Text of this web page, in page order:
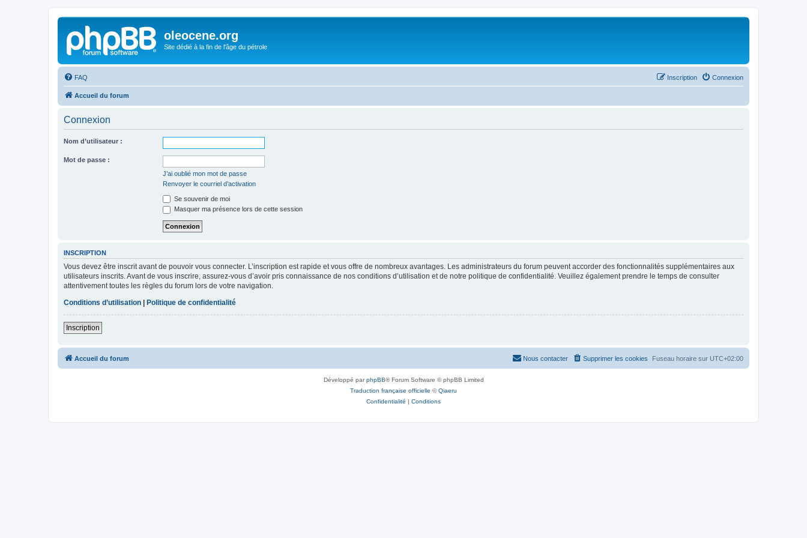
oleocene.org
Site dédié à la fin de l'âge du pétrole
FAQ Connexion
Inscription
Accueil du forum
Connexion
Nom d’utilisateur :
Mot de passe :
J’ai oublié mon mot de passe
Renvoyer le courriel d’activation
Se souvenir de moi
Masquer ma présence lors de cette session
INSCRIPTION
Vous devez être inscrit avant de pouvoir vous connecter. L’inscription est rapide et vous offre de nombreux avantages. Les administrateurs du forum peuvent accorder des fonctionnalités supplémentaires aux
utilisateurs inscrits. Avant de vous inscrire, assurez-vous d’avoir pris connaissance de nos conditions d’utilisation et de notre politique de confidentialité. Veuillez également prendre le temps de consulter
attentivement toutes les règles du forum lors de votre navigation.
Conditions d’utilisation
Politique de confidentialité
Inscription
Accueil du forum Fuseau horaire sur UTC+02:00
Supprimer les cookies
Nous contacter
Développé parphpBB® Forum Software © phpBB Limited
Traduction française officielle ©Qiaeru
Confidentialité | Conditions